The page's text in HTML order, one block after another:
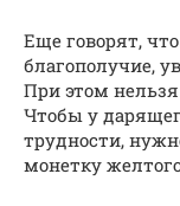
Еще говорят,
благополучие,
При этом нельзя
Чтобы у
трудности,
монетку